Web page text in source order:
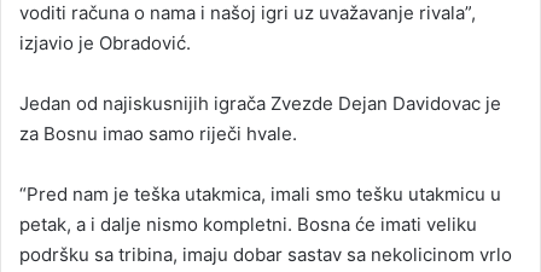
voditi računa o nama i našoj igri uz uvažavanje rivala”,
izjavio je Obradović.
Jedan od najiskusnijih igrača Zvezde Dejan Davidovac je
za Bosnu imao samo riječi hvale.
“Pred nam je teška utakmica, imali smo tešku utakmicu u
petak, a i dalje nismo kompletni. Bosna će imati veliku
podršku sa tribina, imaju dobar sastav sa nekolicinom vrlo